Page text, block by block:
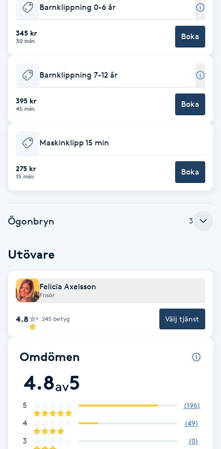
Brynfärgning
Brynplockning
Bröllopsuppsättning
C
Celluliter
Coachning
Color correction
Cryoterapi
Dermapen
Diamantslipning
E
Enzympeeling
Extensions
Extensions borttagning
Eyeliner-tatuering
Barnklippning 0-6 år
345 kr
30 min Boka
Barnklippning 7-12 år
395 kr
45 min Boka
Maskinklipp 15 min
275 kr
15 min Boka
Ögonbryn 3
Utövare
Felicia Axelsson
Frisör
4.8 245 betyg Välj tjänst
Omdömen
4.8av5
5 (196)
4 (49)
3 (0)